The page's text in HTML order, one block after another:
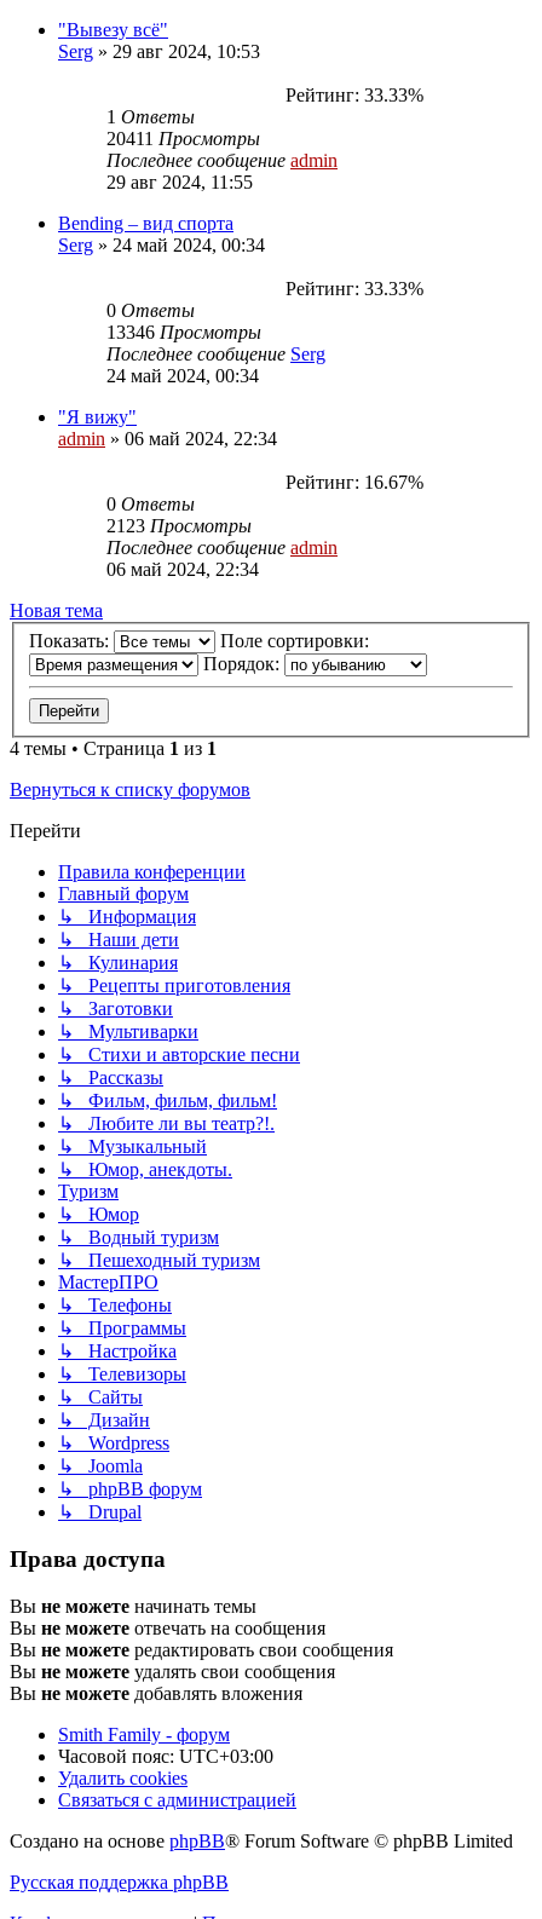
"Вывезу всё"
Serg » 29 авг 2024, 10:53
Рейтинг: 33.33%
1 Ответы
20411 Просмотры
Последнее сообщение admin
29 авг 2024, 11:55
Bending – вид спорта
Serg » 24 май 2024, 00:34
Рейтинг: 33.33%
0 Ответы
13346 Просмотры
Последнее сообщение Serg
24 май 2024, 00:34
"Я вижу"
admin » 06 май 2024, 22:34
Рейтинг: 16.67%
0 Ответы
2123 Просмотры
Последнее сообщение admin
06 май 2024, 22:34
Новая тема
Показать:
Поле сортировки:
Порядок:
4 темы • Страница 1 из 1
Вернуться к списку форумов
Перейти
Правила конференции
Главный форум
↳ Информация
↳ Наши дети
↳ Кулинария
↳ Рецепты приготовления
↳ Заготовки
↳ Мультиварки
↳ Стихи и авторские песни
↳ Рассказы
↳ Фильм, фильм, фильм!
↳ Любите ли вы театр?!.
↳ Музыкальный
↳ Юмор, анекдоты.
Туризм
↳ Юмор
↳ Водный туризм
↳ Пешеходный туризм
МастерПРО
↳ Телефоны
↳ Программы
↳ Настройка
↳ Телевизоры
↳ Сайты
↳ Дизайн
↳ Wordpress
↳ Joomla
↳ phpBB форум
↳ Drupal
Права доступа
Вы не можете начинать темы
Вы не можете отвечать на сообщения
Вы не можете редактировать свои сообщения
Вы не можете удалять свои сообщения
Вы не можете добавлять вложения
Smith Family - форум
Часовой пояс: UTC+03:00
Удалить cookies
Связаться с администрацией
Создано на основе phpBB® Forum Software © phpBB Limited
Русская поддержка phpBB